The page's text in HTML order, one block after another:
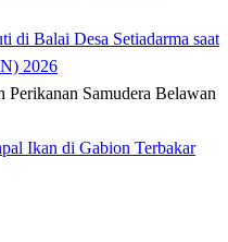
di Balai Desa Setiadarma saat
2026
Ikan di Gabion Terbakar